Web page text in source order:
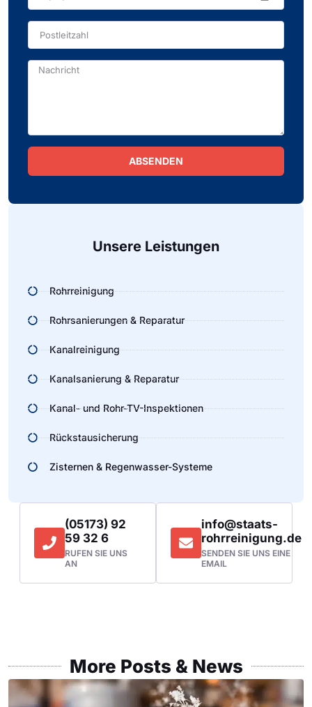
ABSENDEN
Unsere Leistungen
Rohrreinigung
Rohrsanierungen & Reparatur
Kanalreinigung
Kanalsanierung & Reparatur
Kanal- und Rohr-TV-Inspektionen
Rückstausicherung
Zisternen & Regenwasser-Systeme
(05173) 92
59 32 6
RUFEN SIE UNS
AN
info@staats-
rohrreinigung.de
SENDEN SIE UNS EINE
EMAIL
More Posts & News